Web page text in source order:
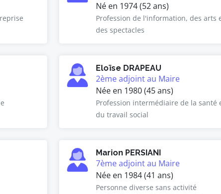
Né en 1974 (52 ans)
Profession de l'information, des arts
des spectacles
Eloïse DRAPEAU
2ème adjoint au Maire
Née en 1980 (45 ans)
Profession intermédiaire de la santé
du travail social
Marion PERSIANI
7ème adjoint au Maire
Née en 1984 (41 ans)
Personne diverse sans activité